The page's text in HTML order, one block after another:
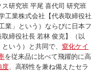
研究班 平尾 喜代司 研究班
工業株式会社【代表取締役社
業」という）ならびに日本フ
締役社長 若林 俊克】（以
いう）と共同で、窒化ケイ
を従来品に比べて飛躍的に高
度 、高靱性を兼ね備えたセラ